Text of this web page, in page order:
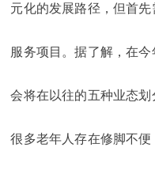
元化的发展路径，但首
服务项目。据了解，在
会将在以往的五种业态划
很多老年人存在修脚不